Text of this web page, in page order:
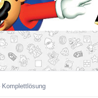
Komplettlösung